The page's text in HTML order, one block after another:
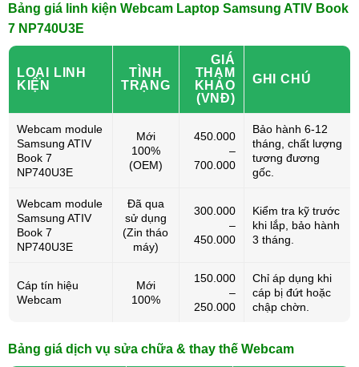
Bảng giá linh kiện Webcam Laptop Samsung ATIV Book
7 NP740U3E
LOẠI LINH
KIỆN
TÌNH
TRẠNG
GIÁ
THAM
KHẢO
(VNĐ)
GHI CHÚ
Webcam module
Samsung ATIV
Book 7
NP740U3E
Mới
100%
(OEM)
450.000
–
700.000
Bảo hành 6-12
tháng, chất lượng
tương đương
gốc.
Webcam module
Samsung ATIV
Book 7
NP740U3E
Đã qua
sử dụng
(Zin tháo
máy)
300.000
–
450.000
Kiểm tra kỹ trước
khi lắp, bảo hành
3 tháng.
Cáp tín hiệu
Webcam
Mới
100%
150.000
–
250.000
Chỉ áp dụng khi
cáp bị đứt hoặc
chập chờn.
Bảng giá dịch vụ sửa chữa & thay thế Webcam